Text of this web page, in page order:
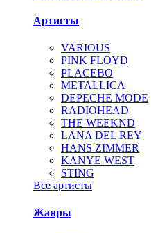
Артисты
VARIOUS
PINK FLOYD
PLACEBO
METALLICA
DEPECHE MODE
RADIOHEAD
THE WEEKND
LANA DEL REY
HANS ZIMMER
KANYE WEST
STING
Все артисты
Жанры